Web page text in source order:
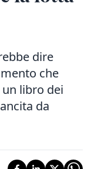
dire
che
un libro dei
da